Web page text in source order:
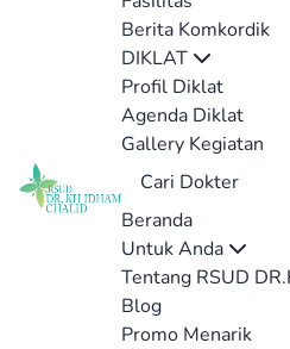
Berita Komkordik
DIKLAT
Profil Diklat
Agenda Diklat
Gallery Kegiatan
Cari Dokter
Beranda
Untuk Anda
Tentang RSUD
Blog
Promo Menarik